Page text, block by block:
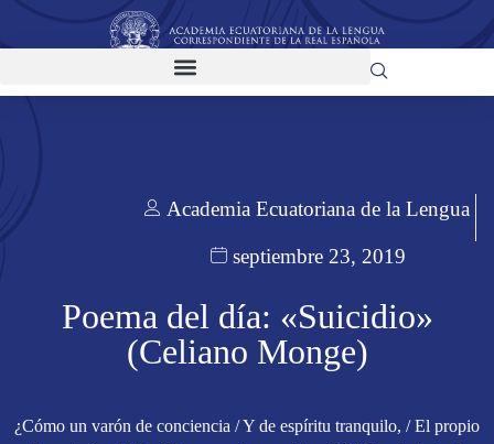
Academia Ecuatoriana de la Lengua
septiembre 23, 2019
Poema del día: «Suicidio»
(Celiano Monge)
¿Cómo un varón de conciencia / Y de espíritu tranquilo, / El propio